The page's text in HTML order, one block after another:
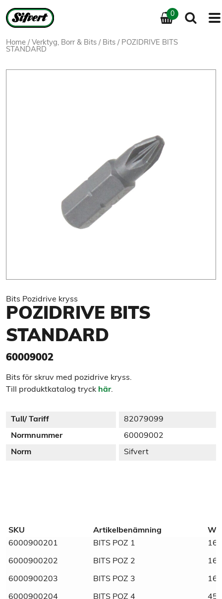
0
Home / Verktyg, Borr & Bits / Bits / POZIDRIVE BITS
STANDARD
Bits Pozidrive kryss
POZIDRIVE BITS
STANDARD
60009002
Bits för skruv med pozidrive kryss.
Till produktkatalog tryck här.
Tull/ Tariff 82079099
Normnummer 60009002
Norm Sifvert
Weight N/A
Dimensions N/A
SKU Artikelbenämning
6000900201
BITS POZ 1
6000900202 BITS POZ 2
6000900203 BITS POZ 3
6000900204 BITS POZ 4